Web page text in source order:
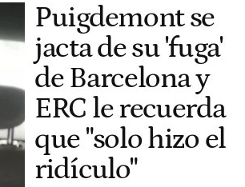
Puigdemont se
jacta de su 'fuga'
de Barcelona y
ERC le recuerda
que "solo hizo el
ridículo"